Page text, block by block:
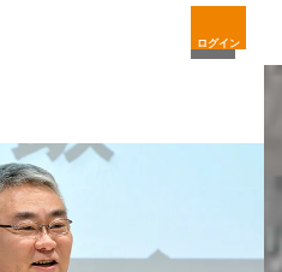
ログイン